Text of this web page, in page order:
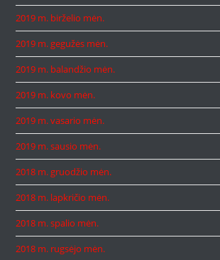
2019 m. birželio mėn.
2019 m. gegužės mėn.
2019 m. balandžio mėn.
2019 m. kovo mėn.
2019 m. vasario mėn.
2019 m. sausio mėn.
2018 m. gruodžio mėn.
2018 m. lapkričio mėn.
2018 m. spalio mėn.
2018 m. rugsėjo mėn.